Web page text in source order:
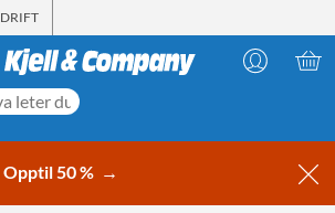
Opptil 50 % →